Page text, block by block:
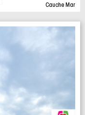
Cauche Mar